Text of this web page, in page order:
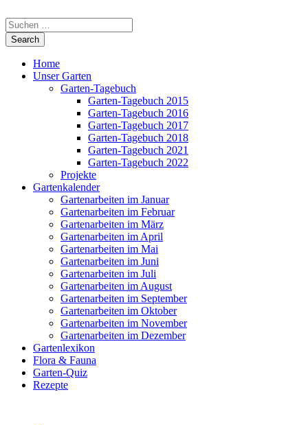
Home
Unser Garten
Garten-Tagebuch
Garten-Tagebuch 2015
Garten-Tagebuch 2016
Garten-Tagebuch 2017
Garten-Tagebuch 2018
Garten-Tagebuch 2021
Garten-Tagebuch 2022
Projekte
Gartenkalender
Gartenarbeiten im Januar
Gartenarbeiten im Februar
Gartenarbeiten im März
Gartenarbeiten im April
Gartenarbeiten im Mai
Gartenarbeiten im Juni
Gartenarbeiten im Juli
Gartenarbeiten im August
Gartenarbeiten im September
Gartenarbeiten im Oktober
Gartenarbeiten im November
Gartenarbeiten im Dezember
Gartenlexikon
Flora & Fauna
Garten-Quiz
Rezepte